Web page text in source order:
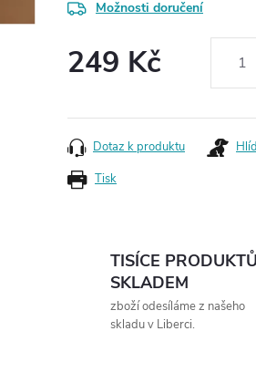
Možnosti doručení
249 Kč
Tisk
Dotaz k produktu
TISÍCE
SKLADEM
zboží odesíláme z našeho
skladu v Liberci.